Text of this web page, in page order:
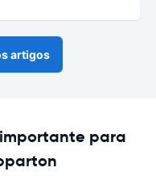
artigos
para